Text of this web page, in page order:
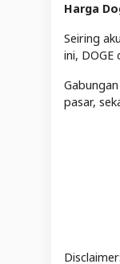
Harga
Seiring
ini, DOGE
pasar,